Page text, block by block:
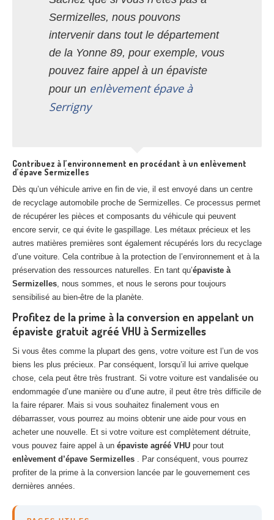
Sermizelles, nous pouvons
intervenir dans tout le département
de la Yonne 89, pour exemple, vous
pouvez faire appel à un épaviste
pour un enlèvement épave à
Serrigny
Contribuez à l’environnement en procédant à un enlèvement
d’épave Sermizelles
Dès qu’un véhicule arrive en fin de vie, il est envoyé dans un centre
de recyclage automobile proche de Sermizelles. Ce processus permet
de récupérer les pièces et composants du véhicule qui peuvent
encore servir, ce qui évite le gaspillage. Les métaux précieux et les
autres matières premières sont également récupérés lors du recyclage
d’une voiture. Cela contribue à la protection de l’environnement et à la
préservation des ressources naturelles. En tant qu’épaviste à
Sermizelles, nous sommes, et nous le serons pour toujours
sensibilisé au bien-être de la planète.
Profitez de la prime à la conversion en appelant un
épaviste gratuit agréé VHU à Sermizelles
Si vous êtes comme la plupart des gens, votre voiture est l’un de vos
biens les plus précieux. Par conséquent, lorsqu’il lui arrive quelque
chose, cela peut être très frustrant. Si votre voiture est vandalisée ou
endommagée d’une manière ou d’une autre, il peut être très difficile de
la faire réparer. Mais si vous souhaitez finalement vous en
débarrasser, vous pourrez au moins obtenir une aide pour vous en
acheter une nouvelle. Et si votre voiture est complètement détruite,
vous pouvez faire appel à un épaviste agréé VHU pour tout
enlèvement d’épave Sermizelles . Par conséquent, vous pourrez
profiter de la prime à la conversion lancée par le gouvernement ces
dernières années.